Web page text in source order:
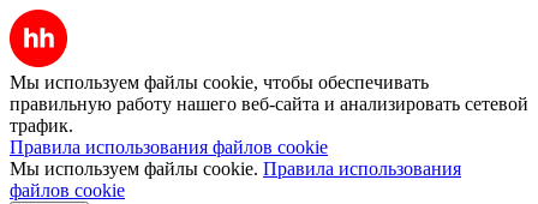
Мы используем файлы cookie, чтобы обеспечивать
правильную работу нашего веб-сайта и анализировать сетевой
трафик.
Правила использования файлов cookie
Мы используем файлы cookie. Правила использования
файлов cookie